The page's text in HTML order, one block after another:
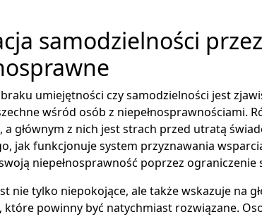
samodzielności
umiejętności czy samodzielności jest
wśród osób z niepełnosprawnościami.
a głównym z nich jest strach przed utratą
jak funkcjonuje system przyznawania
niepełnosprawność poprzez
nie tylko niepokojące, ale także wskazuje na
które powinny być natychmiast rozwiązane.